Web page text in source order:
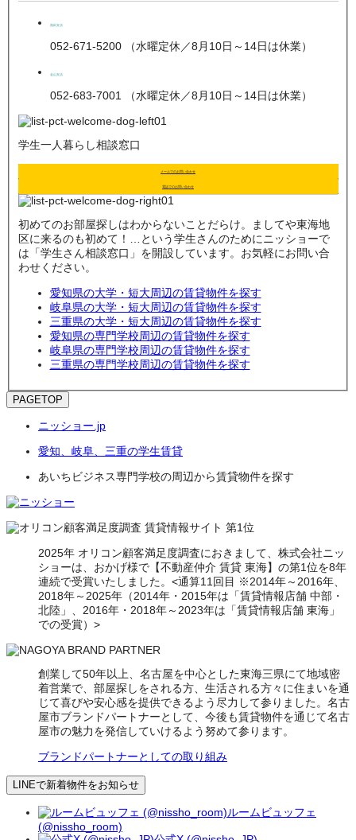
熱田支店
052-671-5200 （水曜定休／8月10日～14日は休業）
金山支店
052-683-7001 （水曜定休／8月10日～14日は休業）
学生一人暮らし相談窓口
メールでのお問い合わせ
電話でのお問い合わせ
初めてのお部屋探しはわからないことだらけ。ましてや東海地
区に来るのも初めて！…という学生さんのためにニッショーで
は「学生さん相談窓口」を開設しています。お気軽にお問い合
わせください。
愛知県の大学・短大周辺の賃貸物件を探す
岐阜県の大学・短大周辺の賃貸物件を探す
三重県の大学・短大周辺の賃貸物件を探す
愛知県の専門学校周辺の賃貸物件を探す
岐阜県の専門学校周辺の賃貸物件を探す
三重県の専門学校周辺の賃貸物件を探す
PAGETOP
ニッショー.jp
愛知、岐阜、三重の学生賃貸
あいちビジネス専門学校の周辺から賃貸物件を探す
2025年 オリコン顧客満足度調査におきまして、株式会社ニッ
ショーは、おかげ様で【不動産仲介 賃貸 東海】の第1位を8年
連続で受賞いたしました。<通算11回目 ※2014年～2016年、
2018年～2025年（2014年・2015年は「賃貸情報店舗 中部・
北陸」、2016年・2018年～2023年は「賃貸情報店舗 東海」
での受賞）>
創業して50年以上、名古屋を中心とした東海三県にて地域密
着営業で、部屋探しをされる方、生活される方々に住まいを通
じて喜びや安心感を提供できるよう尽力して参りました。名古
屋市ブランドパートナーとして、今後も賃貸物件を通じて名古
屋市の魅力を発信していけるよう努めて参ります。
ブランドパートナーとしての取り組み
LINEで新着物件をお知らせ
ルームビュッフェ
(@nissho_room)